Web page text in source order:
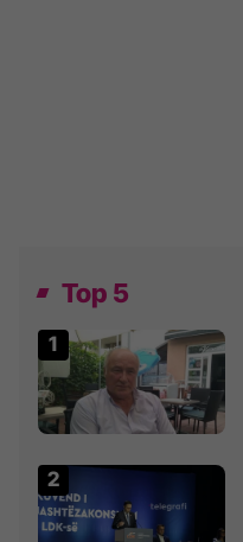
Top 5